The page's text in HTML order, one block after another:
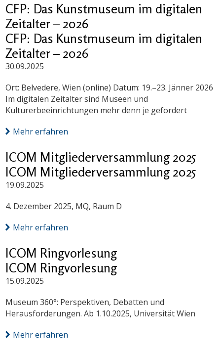
CFP: Das Kunstmuseum im digitalen
Zeitalter – 2026
CFP: Das Kunstmuseum im digitalen
Zeitalter – 2026
30.09.2025
Ort: Belvedere, Wien (online) Datum: 19.–23. Jänner 2026
Im digitalen Zeitalter sind Museen und
Kulturerbeeinrichtungen mehr denn je gefordert
Mehr erfahren
ICOM Mitgliederversammlung 2025
ICOM Mitgliederversammlung 2025
19.09.2025
4. Dezember 2025, MQ, Raum D
Mehr erfahren
ICOM Ringvorlesung
ICOM Ringvorlesung
15.09.2025
Museum 360°: Perspektiven, Debatten und
Herausforderungen. Ab 1.10.2025, Universität Wien
Mehr erfahren